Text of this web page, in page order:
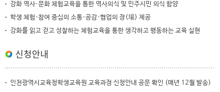
강화 역사·문화 체험교육을 통한 역사의식 및 민주시민 의식 함양
학생 체험·참여 중심의 소통·공감·협업의 장(場) 제공
강화를 읽고 걷고 성찰하는 체험교육을 통한 생각하고 행동하는 교육 실현
신청안내
인천광역시교육청학생교육원 교육과정 신청안내 공문 확인 (매년 12월 발송)